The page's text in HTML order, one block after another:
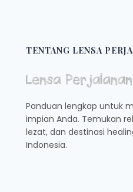
TENTANG LENSA
Panduan lengkap untuk
impian Anda. Temukan
lezat, dan destinasi
Indonesia.